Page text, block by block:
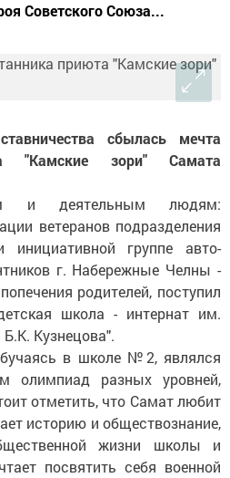
Советского Союза...
сбылась мечта
"Камские зори" Самата
и деятельным людям:
ветеранов подразделения
инициативной группе авто-
г. Набережные Челны -
родителей, поступил
школа - интернат им.
Кузнецова".
в школе №2, являлся
олимпиад разных уровней,
отметить, что Самат любит
историю и обществознание,
жизни школы и
посвятить себя военной